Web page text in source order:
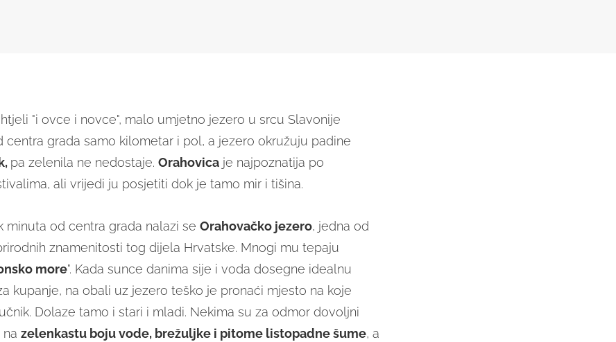
"i ovce i novce", malo umjetno jezero u srcu Slavonije
centra grada samo kilometar i pol, a jezero okružuju padine
pa zelenila ne nedostaje. Orahovicaje najpoznatija po
ali vrijedi ju posjetiti dok je tamo mir i tišina.
minuta od centra grada nalazi se Orahovačko jezero, jedna od
znamenitosti tog dijela Hrvatske. Mnogi mu tepaju
more". Kada sunce danima sije i voda dosegne idealnu
kupanje, na obali uz jezero teško je pronaći mjesto na koje
Dolaze tamo i stari i mladi. Nekima su za odmor dovoljni
zelenkastu boju vode, brežuljke i pitome listopadne šume, a